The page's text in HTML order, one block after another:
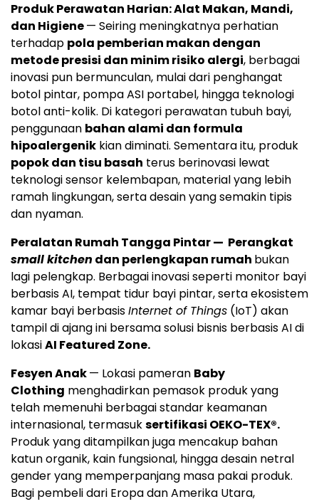
Produk Perawatan Harian: Alat Makan, Mandi,
dan Higiene— Seiring meningkatnya perhatian
terhadap pola pemberian makan dengan
metode presisi dan minim risiko alergi, berbagai
inovasi pun bermunculan, mulai dari penghangat
botol pintar, pompa ASI portabel, hingga teknologi
botol anti-kolik. Di kategori perawatan tubuh bayi,
penggunaan bahan alami dan formula
hipoalergenik kian diminati. Sementara itu, produk
popok dan tisu basah terus berinovasi lewat
teknologi sensor kelembapan, material yang lebih
ramah lingkungan, serta desain yang semakin tipis
dan nyaman.
Peralatan Rumah Tangga Pintar — Perangkat
small kitchen dan perlengkapan rumah bukan
lagi pelengkap. Berbagai inovasi seperti monitor bayi
berbasis AI, tempat tidur bayi pintar, serta ekosistem
kamar bayi berbasisInternet of Things (IoT) akan
tampil di ajang ini bersama solusi bisnis berbasis AI di
lokasiAI Featured Zone.
Fesyen Anak— Lokasi pameran Baby
Clothing menghadirkan pemasok produk yang
telah memenuhi berbagai standar keamanan
internasional, termasuksertifikasi OEKO-TEX®.
Produk yang ditampilkan juga mencakup bahan
katun organik, kain fungsional, hingga desain netral
gender yang memperpanjang masa pakai produk.
Bagi pembeli dari Eropa dan Amerika Utara,